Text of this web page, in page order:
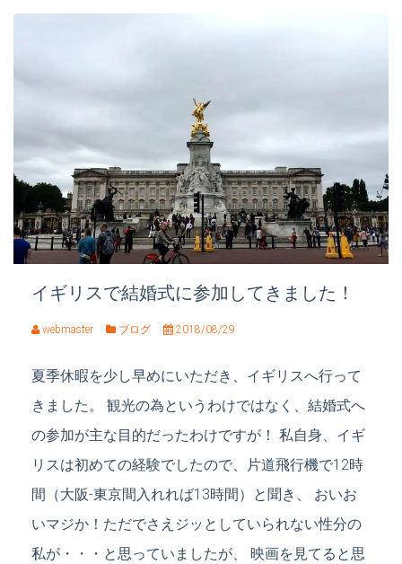
イギリスで結婚式に参加してきました！
webmaster ブログ 2018/08/29
夏季休暇を少し早めにいただき、イギリスへ行って
きました。 観光の為というわけではなく、結婚式へ
の参加が主な目的だったわけですが！ 私自身、イギ
リスは初めての経験でしたので、片道飛行機で12時
間（大阪‐東京間入れれば13時間）と聞き、 おいお
いマジか！ただでさえジッとしていられない性分の
私が・・・と思っていましたが、 映画を見てると思